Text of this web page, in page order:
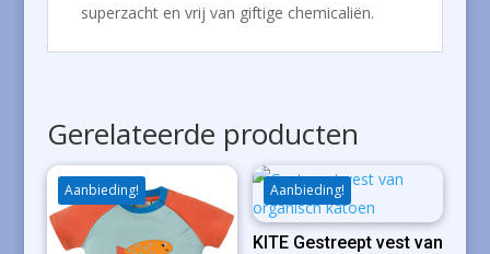
superzacht en vrij van giftige chemicaliën.
Gerelateerde producten
Aanbieding! Aanbieding!
KITE Gestreept vest van